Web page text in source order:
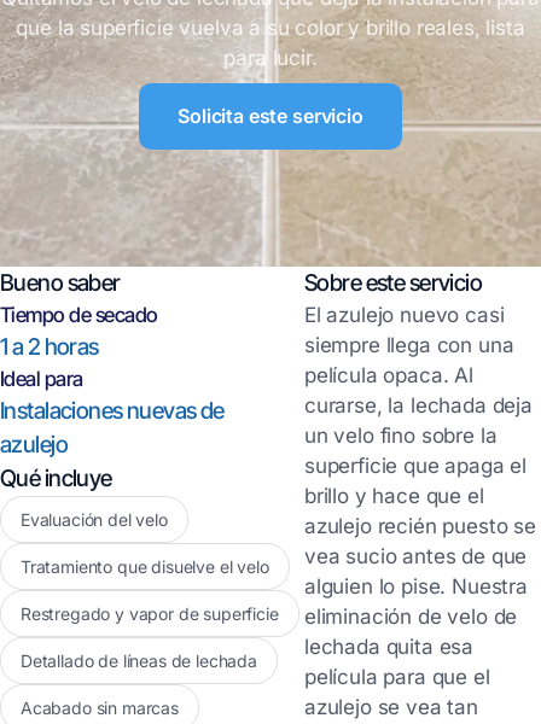
que la superficie vuelva a su color y brillo reales, lista
para lucir.
Solicita este servicio
Bueno saber
Tiempo de secado
1 a 2 horas
Ideal para
Instalaciones nuevas de
azulejo
Qué incluye
Evaluación del velo
Tratamiento que disuelve el velo
Restregado y vapor de superficie
Detallado de líneas de lechada
Acabado sin marcas
Sobre este servicio
El azulejo nuevo casi
siempre llega con una
película opaca. Al
curarse, la lechada deja
un velo fino sobre la
superficie que apaga el
brillo y hace que el
azulejo recién puesto se
vea sucio antes de que
alguien lo pise. Nuestra
eliminación de velo de
lechada quita esa
película para que el
azulejo se vea tan